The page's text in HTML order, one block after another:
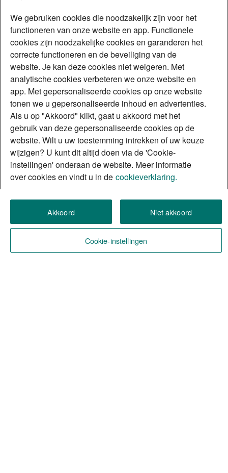
We gebruiken cookies die noodzakelijk zijn voor het
functioneren van onze website en app. Functionele
cookies zijn noodzakelijke cookies en garanderen het
correcte functioneren en de beveiliging van de
website. Je kan deze cookies niet weigeren. Met
analytische cookies verbeteren we onze website en
app. Met gepersonaliseerde cookies op onze website
tonen we u gepersonaliseerde inhoud en advertenties.
Als u op "Akkoord" klikt, gaat u akkoord met het
gebruik van deze gepersonaliseerde cookies op de
website. Wilt u uw toestemming intrekken of uw keuze
wijzigen? U kunt dit altijd doen via de 'Cookie-
instellingen' onderaan de website. Meer informatie
over cookies en vindt u in de cookieverklaring.
Akkoord Niet akkoord
Cookie-instellingen